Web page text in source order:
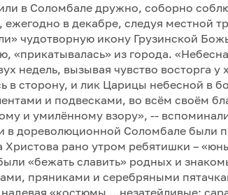
в Соломбале дружно, соборно
в декабре, следуя местной
чудотворную икону Грузинской
«прикатывалась» из города.
недель, вызывая чувство восторга
в сторону, и лик Царицы небесной в
и подвесками, во всём своём
и умилённому взору», --
в дореволюционной Соломбале были
Христова рано утром ребятишки –
«бежать славить» родных и
пряниками и серебряными